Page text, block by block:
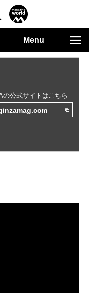
Menu
の公式サイトはこちら